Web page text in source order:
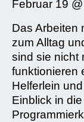
Februar 19
Das Arbeiten
zum Alltag
sind sie nicht
funktionieren
Helferlein
Einblick in